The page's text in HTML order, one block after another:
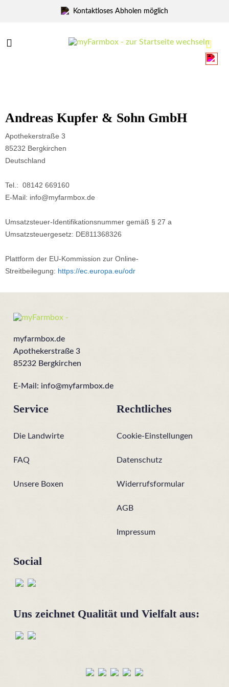
Kontaktloses Abholen möglich
Menü
Andreas Kupfer & Sohn GmbH
Apothekerstraße 3
85232 Bergkirchen
Deutschland
Tel.: 08142 669160
E-Mail: info@myfarmbox.de
Umsatzsteuer-Identifikationsnummer gemäß § 27 a
Umsatzsteuergesetz: DE811368326
Plattform der EU-Kommission zur Online-
Streitbeilegung: https://ec.europa.eu/odr
myfarmbox.de
Apothekerstraße 3
85232 Bergkirchen
E-Mail: info@myfarmbox.de
Service
Die Landwirte
FAQ
Unsere Boxen
Rechtliches
Cookie-Einstellungen
Datenschutz
Widerrufsformular
AGB
Impressum
Social
Uns zeichnet Qualität und Vielfalt aus: